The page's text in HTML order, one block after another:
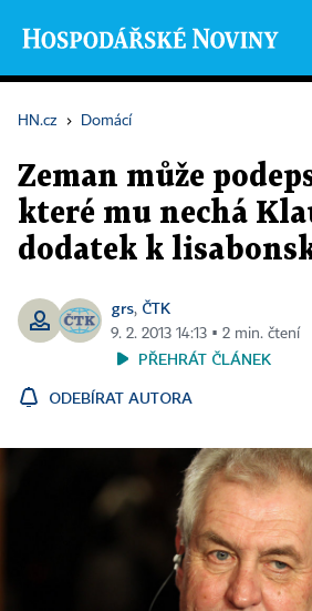
HN.cz › Domácí
Zeman může
které mu nechá
dodatek k
grs, ČTK
9. 2. 2013 14:13 ▪ 2 min. čtení
PŘEHRÁT ČLÁNEK
ODEBÍRAT AUTORA